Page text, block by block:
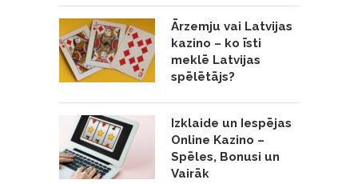
Ārzemju vai Latvijas
kazino – ko īsti
meklē Latvijas
spēlētājs?
Izklaide un Iespējas
Online Kazino –
Spēles, Bonusi un
Vairāk